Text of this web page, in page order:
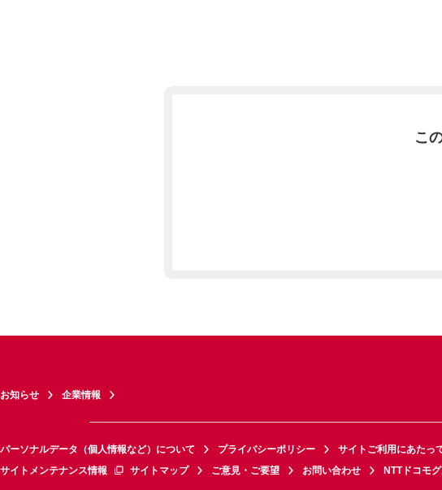
こ
お知らせ 企業情報
パーソナルデータ（個人情報など）について プライバシーポリシー サイトご利用にあたっ
サイトメンテナンス情報
サイトマップ ご意見・ご要望 お問い合わせ NTTドコモ